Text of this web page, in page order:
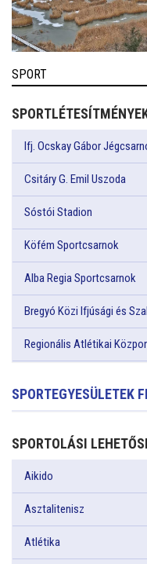
SPORT
Ifj. Ocskay Gábor
Csitáry G. Emil Uszoda
Sóstói Stadion
Köfém Sportcsarnok
Alba Regia Sportcsarnok
Bregyó Közi Ifjúsági és
Regionális Atlétikai
SPORTEGYESÜLETEK
SPORTOLÁSI
Aikido
Asztalitenisz
Atlétika